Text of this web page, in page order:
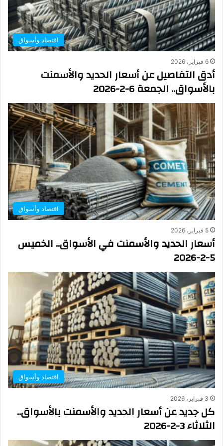
اقتصاد وأسواق
6 فبراير، 2026
أدق التفاصيل عن أسعار الحديد والأسمنت
بالأسواق.. الجمعة 6-2-2026
اقتصاد وأسواق
5 فبراير، 2026
أسعار الحديد والأسمنت في الأسواق.. الخميس
5-2-2026
اقتصاد وأسواق
3 فبراير، 2026
كل جديد عن أسعار الحديد والأسمنت بالأسواق..
الثلاثاء 3-2-2026